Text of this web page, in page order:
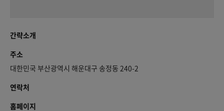
간략소개
주소
대한민국 부산광역시 해운대구 송정동 240-2
연락처
홈페이지